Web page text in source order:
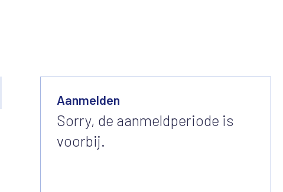
Aanmelden
Sorry, de aanmeldperiode is
voorbij.